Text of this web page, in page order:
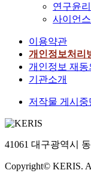
연구윤
사이언
이용약관
개인정보처리
개인정보 재동
기관소개
저작물 게시중
41061 대구광역시
Copyright© KERIS.